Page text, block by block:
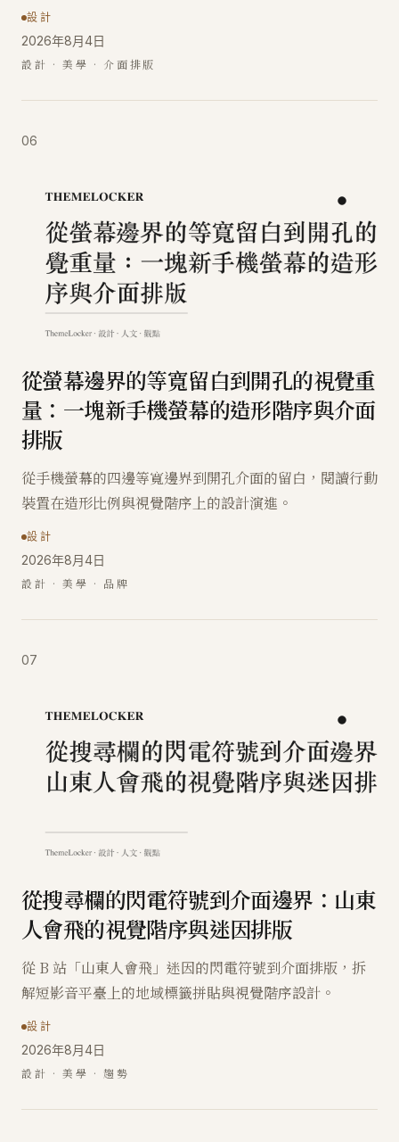
設計
2026年8月4日
設計 · 美學 · 介面排版
06
從螢幕邊界的等寬留白到開孔的視覺重
量：一塊新手機螢幕的造形階序與介面
排版
從手機螢幕的四邊等寬邊界到開孔介面的留白，閱讀行動
裝置在造形比例與視覺階序上的設計演進。
設計
2026年8月4日
設計 · 美學 · 品牌
07
從搜尋欄的閃電符號到介面邊界：山東
人會飛的視覺階序與迷因排版
從 B 站「山東人會飛」迷因的閃電符號到介面排版，拆
解短影音平臺上的地域標籤拼貼與視覺階序設計。
設計
2026年8月4日
設計 · 美學 · 趨勢